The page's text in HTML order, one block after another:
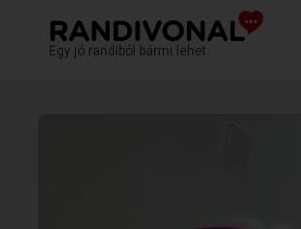
Egy jó randiból bármi lehet.